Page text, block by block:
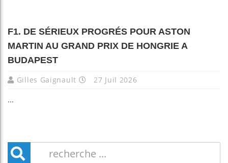
F1. DE SÉRIEUX PROGRÉS POUR ASTON
MARTIN AU GRAND PRIX DE HONGRIE A
BUDAPEST
Gilles Gaignault 27 Juil 2026
...